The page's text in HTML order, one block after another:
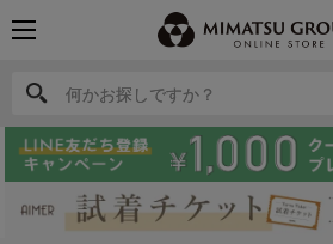
何かお探しですか？
何かお探しですか？